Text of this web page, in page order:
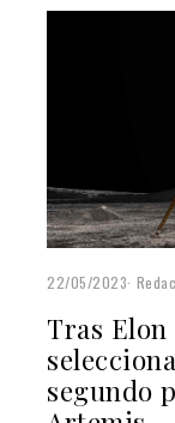
22/05/2023
Tras Elon
segundo